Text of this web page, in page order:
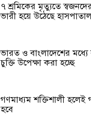
৭ শ্রমিকের মৃত্যুতে
ভারী হয়ে উঠেছে
ভারত ও বাংলাদেশের মধ্যে
চুক্তি উপেক্ষা করা হচ্ছে
গণমাধ্যম শক্তিশালী হলেই
হবে